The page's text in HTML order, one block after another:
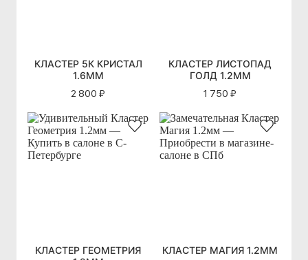
КЛАСТЕР 5К КРИСТАЛ
1.6ММ
2 800 ₽
КЛАСТЕР ЛИСТОПАД
ГОЛД 1.2ММ
1 750 ₽
КЛАСТЕР ГЕОМЕТРИЯ
КЛАСТЕР МАГИЯ 1.2ММ